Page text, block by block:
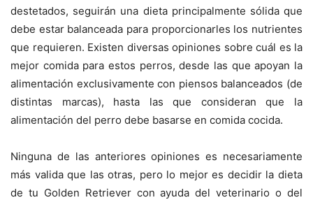
destetados, seguirán una dieta principalmente sólida que
debe estar balanceada para proporcionarles los nutrientes
que requieren. Existen diversas opiniones sobre cuál es la
mejor comida para estos perros, desde las que apoyan la
alimentación exclusivamente con piensos balanceados (de
distintas marcas), hasta las que consideran que la
alimentación del perro debe basarse en comida cocida.
Ninguna de las anteriores opiniones es necesariamente
más valida que las otras, pero lo mejor es decidir la dieta
de tu Golden Retriever con ayuda del veterinario o del